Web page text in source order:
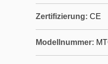
Zertifizierung: CE
Modellnummer: